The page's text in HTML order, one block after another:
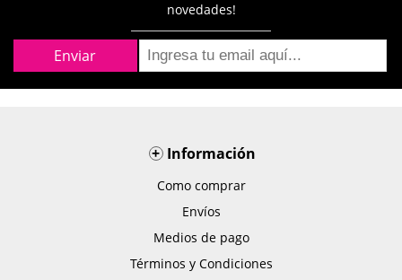
novedades!
+Información
Como comprar
Envíos
Medios de pago
Términos y Condiciones